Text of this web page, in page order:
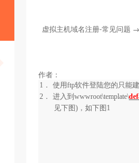
虚拟主机域名注册-常见问题
作者：
1． 使用ftp软件登陆您的只能
2．
进入到 wwwroot\template\
见下图)，如下图 1